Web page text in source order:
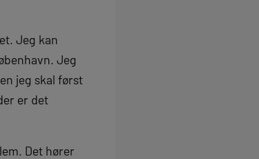
Jeg kan
Jeg
jeg skal først
er det
Det hører